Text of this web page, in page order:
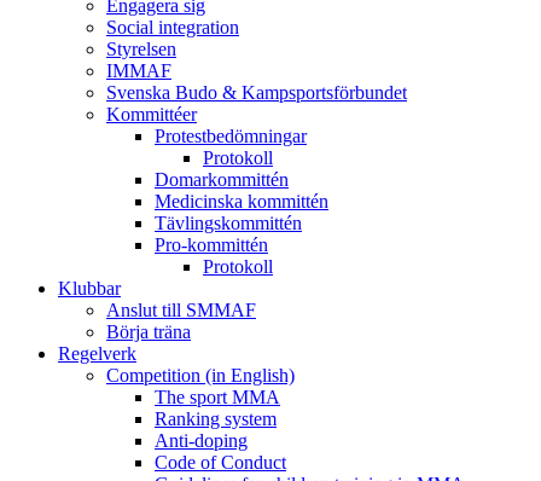
Engagera sig
Social integration
Styrelsen
IMMAF
Svenska Budo & Kampsportsförbundet
Kommittéer
Protestbedömningar
Protokoll
Domarkommittén
Medicinska kommittén
Tävlingskommittén
Pro-kommittén
Protokoll
Klubbar
Anslut till SMMAF
Börja träna
Regelverk
Competition (in English)
The sport MMA
Ranking system
Anti-doping
Code of Conduct